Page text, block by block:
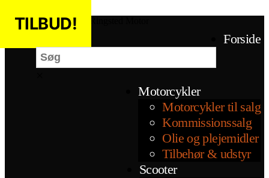
Forside
Motorcykler
Motorcykler til salg
Kommissionssalg
Olie og plejemidler
Tilbehør & udstyr
Scooter
TILBUD!